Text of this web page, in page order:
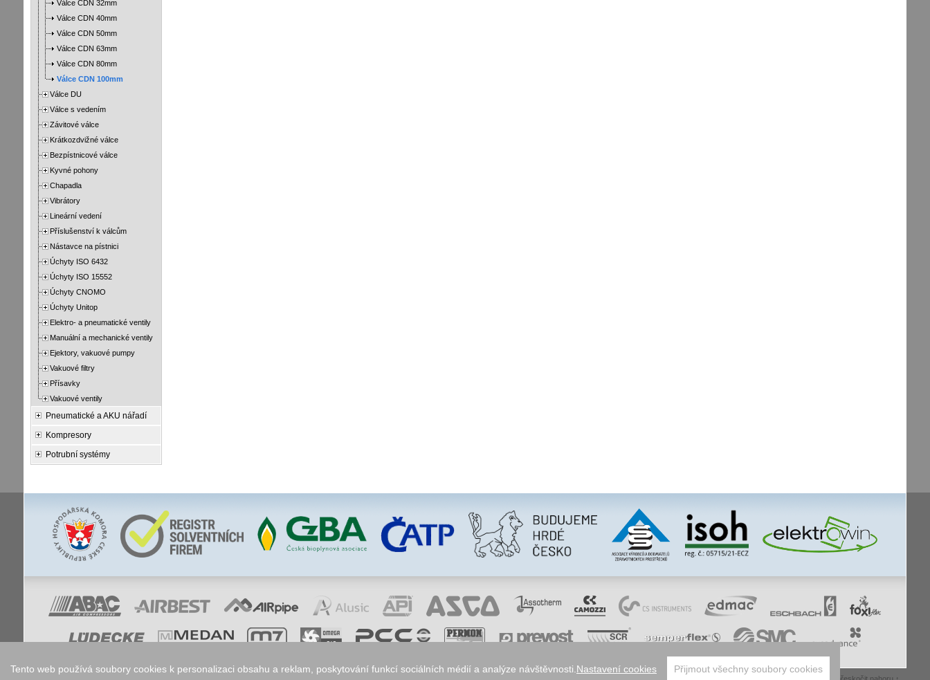
Tento web používá soubory cookies k personalizaci obsahu a reklam, poskytování funkcí sociálních médií a analýze návštěvnosti. Nastavení cookies Přijmout všechny soubory cookies
Válce CDN 32mm
Válce CDN 40mm
Válce CDN 50mm
Válce CDN 63mm
Válce CDN 80mm
Válce CDN 100mm
Válce DU
Válce s vedením
Závitové válce
Krátkozdvižné válce
Bezpístnicové válce
Kyvné pohony
Chapadla
Vibrátory
Lineární vedení
Příslušenství k válcům
Nástavce na pístnici
Úchyty ISO 6432
Úchyty ISO 15552
Úchyty CNOMO
Úchyty Unitop
Elektro- a pneumatické ventily
Manuální a mechanické ventily
Ejektory, vakuové pumpy
Vakuové filtry
Přísavky
Vakuové ventily
Pneumatické a AKU nářadí
Kompresory
Potrubní systémy